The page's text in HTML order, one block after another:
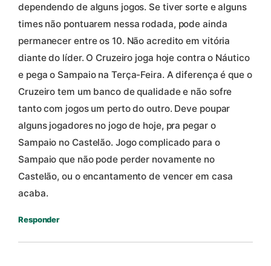
dependendo de alguns jogos. Se tiver sorte e alguns
times não pontuarem nessa rodada, pode ainda
permanecer entre os 10. Não acredito em vitória
diante do líder. O Cruzeiro joga hoje contra o Náutico
e pega o Sampaio na Terça-Feira. A diferença é que o
Cruzeiro tem um banco de qualidade e não sofre
tanto com jogos um perto do outro. Deve poupar
alguns jogadores no jogo de hoje, pra pegar o
Sampaio no Castelão. Jogo complicado para o
Sampaio que não pode perder novamente no
Castelão, ou o encantamento de vencer em casa
acaba.
Responder